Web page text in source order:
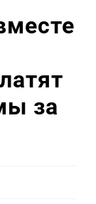
за